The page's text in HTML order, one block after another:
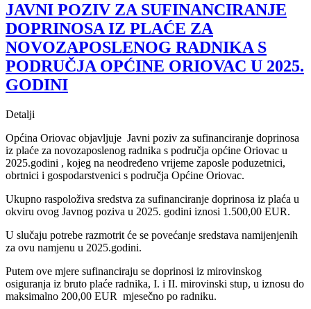
JAVNI POZIV ZA SUFINANCIRANJE
DOPRINOSA IZ PLAĆE ZA
NOVOZAPOSLENOG RADNIKA S
PODRUČJA OPĆINE ORIOVAC U 2025.
GODINI
Detalji
Općina Oriovac objavljuje Javni poziv za sufinanciranje doprinosa
iz plaće za novozaposlenog radnika s područja općine Oriovac u
2025.godini , kojeg na neodređeno vrijeme zaposle poduzetnici,
obrtnici i gospodarstvenici s područja Općine Oriovac.
Ukupno raspoloživa sredstva za sufinanciranje doprinosa iz plaća u
okviru ovog Javnog poziva u 2025. godini iznosi 1.500,00 EUR.
U slučaju potrebe razmotrit će se povećanje sredstava namijenjenih
za ovu namjenu u 2025.godini.
Putem ove mjere sufinanciraju se doprinosi iz mirovinskog
osiguranja iz bruto plaće radnika, I. i II. mirovinski stup, u iznosu do
maksimalno 200,00 EUR mjesečno po radniku.